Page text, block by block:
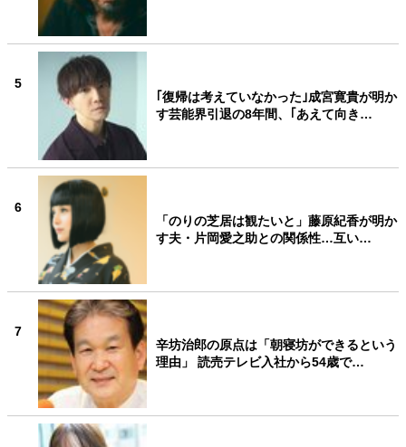
5
｢復帰は考えていなかった｣成宮寛貴が明か
す芸能界引退の8年間、｢あえて向き…
6
「のりの芝居は観たいと」藤原紀香が明か
す夫・片岡愛之助との関係性…互い…
7
辛坊治郎の原点は「朝寝坊ができるという
理由」 読売テレビ入社から54歳で…